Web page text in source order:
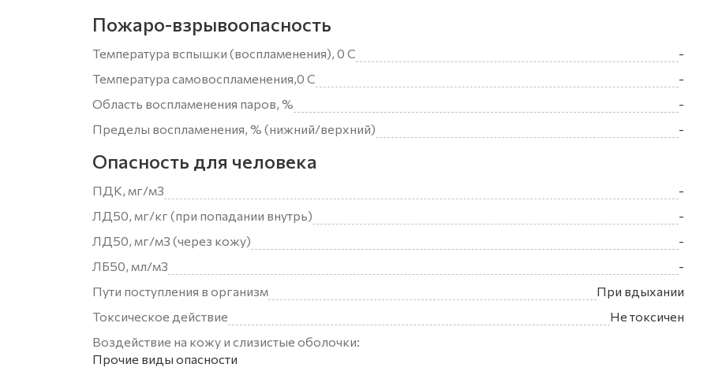
Пожаро-взрывоопасность
Температура вспышки (воспламенения), 0 С
-
Температура самовоспламенения,0 С
-
Область воспламенения паров, %
-
Пределы воспламенения, % (нижний/верхний)
-
Опасность для человека
ПДК, мг/м3
-
ЛД50, мг/кг (при попадании внутрь)
-
ЛД50, мг/м3 (через кожу)
-
ЛБ50, мл/м3
-
Пути поступления в организм
При вдыхании
Токсическое действие
Не токсичен
Воздействие на кожу и слизистые оболочки:
Прочие виды опасности